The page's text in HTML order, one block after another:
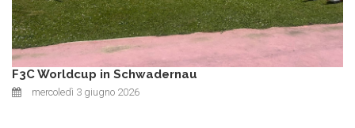
F3C Worldcup in Schwadernau
mercoledì 3 giugno 2026